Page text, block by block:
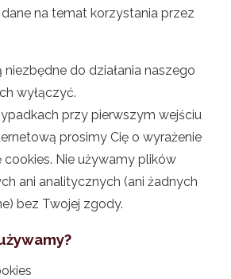
na temat korzystania przez
niezbędne do działania naszego
wyłączyć.
przy pierwszym wejściu
prosimy Cię o wyrażenie
Nie używamy plików
ani analitycznych (ani żadnych
bez Twojej zgody.